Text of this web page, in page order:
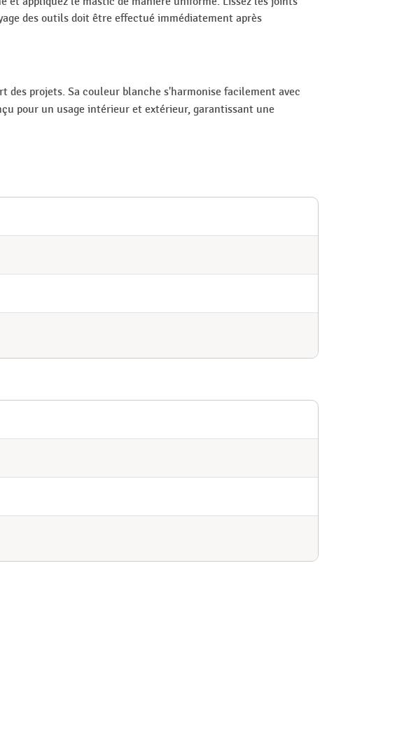
des outils doit être effectué immédiatement après
projets. Sa couleur blanche s'harmonise facilement avec
pour un usage intérieur et extérieur, garantissant une